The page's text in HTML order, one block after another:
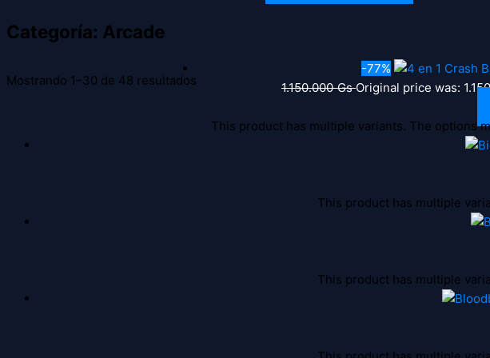
Categoría: Arcade
Mostrando 1–30 de 48 resultados
-77%
1.150.000GsOriginal price was:
This product has multiple variants. The options
This product has multiple
This product has multiple